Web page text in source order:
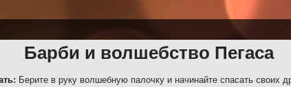
Барби и волшебство Пегаса
Берите в руку волшебную палочку и начинайте спасать своих